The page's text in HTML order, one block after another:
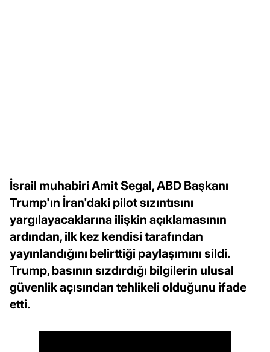
İsrail muhabiri Amit Segal, ABD Başkanı
Trump'ın İran'daki pilot sızıntısını
yargılayacaklarına ilişkin açıklamasının
ardından, ilk kez kendisi tarafından
yayınlandığını belirttiği paylaşımını sildi.
Trump, basının sızdırdığı bilgilerin ulusal
güvenlik açısından tehlikeli olduğunu ifade
etti.